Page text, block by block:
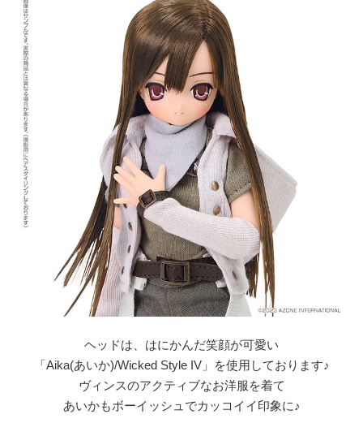
ヘッドは、はにかんだ笑顔が可愛い
「Aika(あいか)/Wicked Style IV」を使用しております♪
ヴィンスのアクティブなお洋服を着て
あいかもボーイッシュでカッコイイ印象に♪